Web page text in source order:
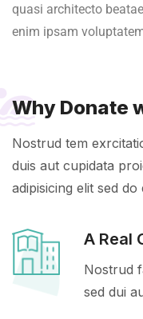
quasi architecto
enim ipsam
Why Donate
Nostrud tem
duis aut cupidata
adipisicing elit sed
A Real
Nostrud
sed dui